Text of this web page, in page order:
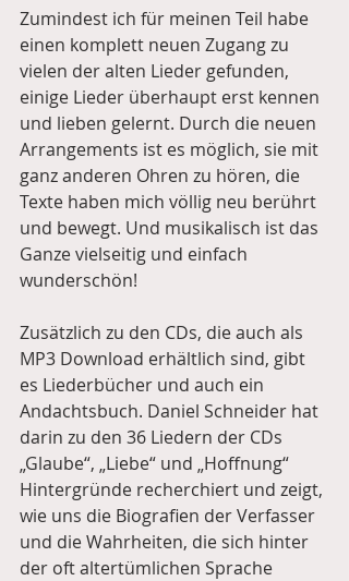
Zumindest ich für meinen Teil habe
einen komplett neuen Zugang zu
vielen der alten Lieder gefunden,
einige Lieder überhaupt erst kennen
und lieben gelernt. Durch die neuen
Arrangements ist es möglich, sie mit
ganz anderen Ohren zu hören, die
Texte haben mich völlig neu berührt
und bewegt. Und musikalisch ist das
Ganze vielseitig und einfach
wunderschön!
Zusätzlich zu den CDs, die auch als
MP3 Download erhältlich sind, gibt
es Liederbücher und auch ein
Andachtsbuch. Daniel Schneider hat
darin zu den 36 Liedern der CDs
„Glaube“, „Liebe“ und „Hoffnung“
Hintergründe recherchiert und zeigt,
wie uns die Biografien der Verfasser
und die Wahrheiten, die sich hinter
der oft altertümlichen Sprache